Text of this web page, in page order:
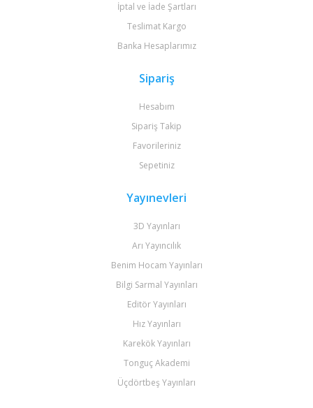
İptal ve İade Şartları
Teslimat Kargo
Banka Hesaplarımız
Sipariş
Hesabım
Sipariş Takip
Favorileriniz
Sepetiniz
Yayınevleri
3D Yayınları
Arı Yayıncılık
Benim Hocam Yayınları
Bilgi Sarmal Yayınları
Editör Yayınları
Hız Yayınları
Karekök Yayınları
Tonguç Akademi
Üçdörtbeş Yayınları